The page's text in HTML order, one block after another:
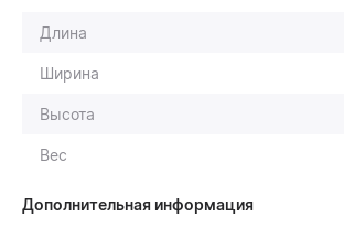
Длина
Ширина
Высота
Вес
Дополнительная информация